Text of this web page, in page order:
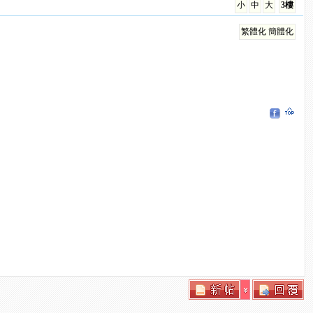
3樓
大
中
小
繁體化 簡體化